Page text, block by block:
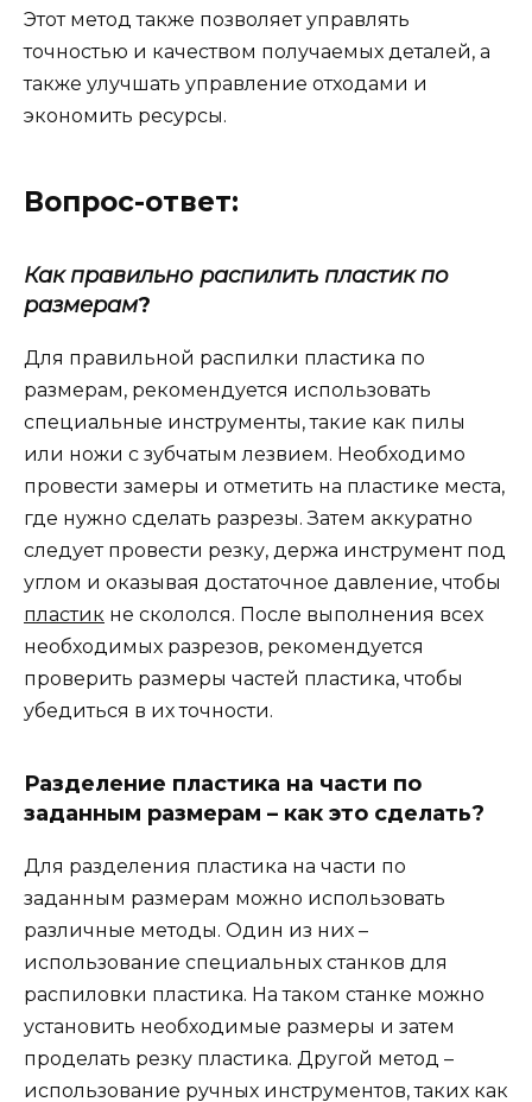
Этот метод также позволяет управлять
точностью и качеством получаемых деталей, а
также улучшать управление отходами и
экономить ресурсы.
Вопрос-ответ:
Как правильно распилить пластик по
размерам?
Для правильной распилки пластика по
размерам, рекомендуется использовать
специальные инструменты, такие как пилы
или ножи с зубчатым лезвием. Необходимо
провести замеры и отметить на пластике места,
где нужно сделать разрезы. Затем аккуратно
следует провести резку, держа инструмент под
углом и оказывая достаточное давление, чтобы
пластик не скололся. После выполнения всех
необходимых разрезов, рекомендуется
проверить размеры частей пластика, чтобы
убедиться в их точности.
Разделение пластика на части по
заданным размерам – как это сделать?
Для разделения пластика на части по
заданным размерам можно использовать
различные методы. Один из них –
использование специальных станков для
распиловки пластика. На таком станке можно
установить необходимые размеры и затем
проделать резку пластика. Другой метод –
использование ручных инструментов, таких как